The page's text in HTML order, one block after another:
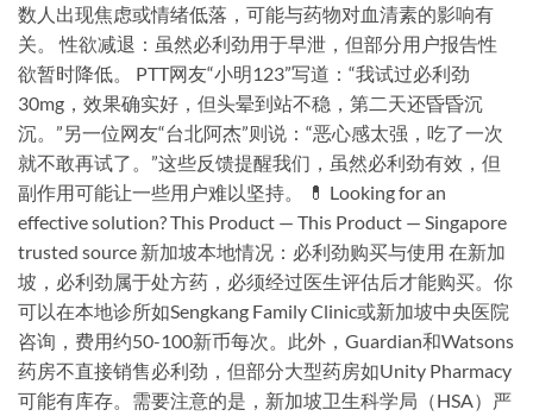
数人出现焦虑或情绪低落，可能与药物对血清素的影响有
关。 性欲减退：虽然必利劲用于早泄，但部分用户报告性
欲暂时降低。 PTT网友“小明123”写道：“我试过必利劲
30mg，效果确实好，但头晕到站不稳，第二天还昏昏沉
沉。”另一位网友“台北阿杰”则说：“恶心感太强，吃了一次
就不敢再试了。”这些反馈提醒我们，虽然必利劲有效，但
副作用可能让一些用户难以坚持。 💊 Looking for an
effective solution? This Product — This Product — Singapore
trusted source 新加坡本地情况：必利劲购买与使用 在新加
坡，必利劲属于处方药，必须经过医生评估后才能购买。你
可以在本地诊所如Sengkang Family Clinic或新加坡中央医院
咨询，费用约50-100新币每次。此外，Guardian和Watsons
药房不直接销售必利劲，但部分大型药房如Unity Pharmacy
可能有库存。需要注意的是，新加坡卫生科学局（HSA）严